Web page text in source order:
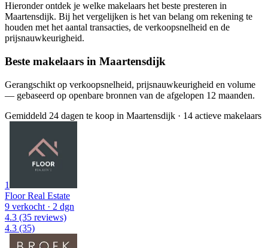
Hieronder ontdek je welke makelaars het beste presteren in
Maartensdijk. Bij het vergelijken is het van belang om rekening te
houden met het aantal transacties, de verkoopsnelheid en de
prijsnauwkeurigheid.
Beste makelaars in Maartensdijk
Gerangschikt op verkoopsnelheid, prijsnauwkeurigheid en volume
— gebaseerd op openbare bronnen van de afgelopen 12 maanden.
Gemiddeld 24 dagen te koop in Maartensdijk · 14 actieve makelaars
1
Floor Real Estate
9 verkocht· 2 dgn
4.3 (35 reviews)
4.3 (35)